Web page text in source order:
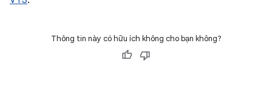
Thông tin này có hữu ích không cho bạn không?